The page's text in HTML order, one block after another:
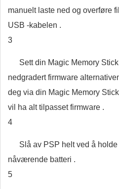
manuelt laste ned og overføre
USB -kabelen .
3
Sett din Magic Memory
nedgradert firmware
deg via din Magic Memory
vil ha alt tilpasset firmware .
4
Slå av PSP helt ved å
nåværende batteri .
5